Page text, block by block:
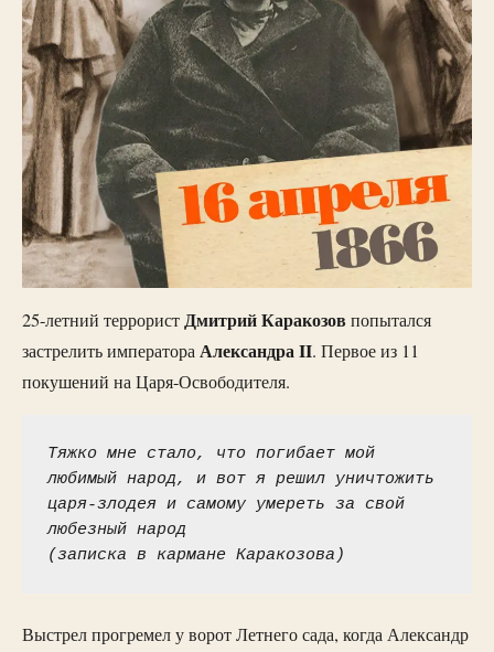
25-летний террористДмитрий Каракозов попытался
застрелить императораАлександра II. Первое из 11
покушений на Царя-Освободителя.
Тяжко мне стало, что погибает мой
любимый народ, и вот я решил уничтожить
царя-злодея и самому умереть за свой
любезный народ
(записка в кармане Каракозова)
Выстрел прогремел у ворот Летнего сада, когда Александр